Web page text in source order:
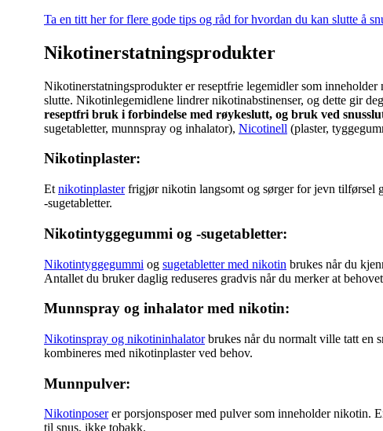
Ta en titt her for flere gode tips og råd for hvordan du kan slutte å
Nikotinerstatningsprodukter
Nikotinerstatningsprodukter er reseptfrie legemidler som
slutte. Nikotinlegemidlene lindrer nikotinabstinenser, og dette gir
reseptfri bruk i forbindelse med røykeslutt, og bruk ved
sugetabletter, munnspray og inhalator), Nicotinell (plaster,
Nikotinplaster:
Et nikotinplasterfrigjør nikotin langsomt og sørger for jevn tilførsel
-sugetabletter.
Nikotintyggegummi og -sugetabletter:
Nikotintyggegummi og sugetabletter med nikotin brukes når du
Antallet du bruker daglig reduseres gradvis når du merker at
Munnspray og inhalator med nikotin:
Nikotinspray og nikotininhalatorbrukes når du normalt ville tatt en
kombineres med nikotinplaster ved behov.
Munnpulver:
Nikotinposerer porsjonsposer med pulver som inneholder nikotin.
til snus, ikke tobakk.